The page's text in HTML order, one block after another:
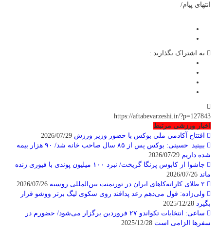
انتهای پیام/
به اشتراک بگذارید :
https://aftabevarzeshi.ir/?p=127843
اخبار ورزشی مرتبط
افتتاح آکادمی ملی بوکس با حضور وزیر ورزش
ببینید| حسینی: بوکس پس از ۸۵ سال صاحب خانه شد/ ۹۰ هزار بیمه
شده داریم
جاشوا از کابوس پرنگا گریخت/ نبرد ۱۰۰ میلیون پوندی با فیوری زنده
ماند
ولی‌زاده: قول می‌دهم رعد پدافند روی سکوی لیگ برتر ووشو قرار
بگیرد
ساعی: انتخابات تکواندو ۲۷ فروردین برگزار می‌شود/ حضورم در
سفرها الزامی است